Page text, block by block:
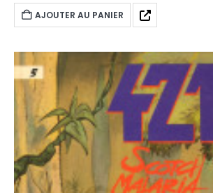
AJOUTER AU PANIER